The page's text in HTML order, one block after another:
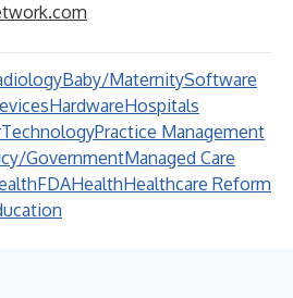
Baby/MaternitySoftware
HardwareHospitals
TechnologyPractice Management
GovernmentManaged Care
FDAHealthHealthcare Reform